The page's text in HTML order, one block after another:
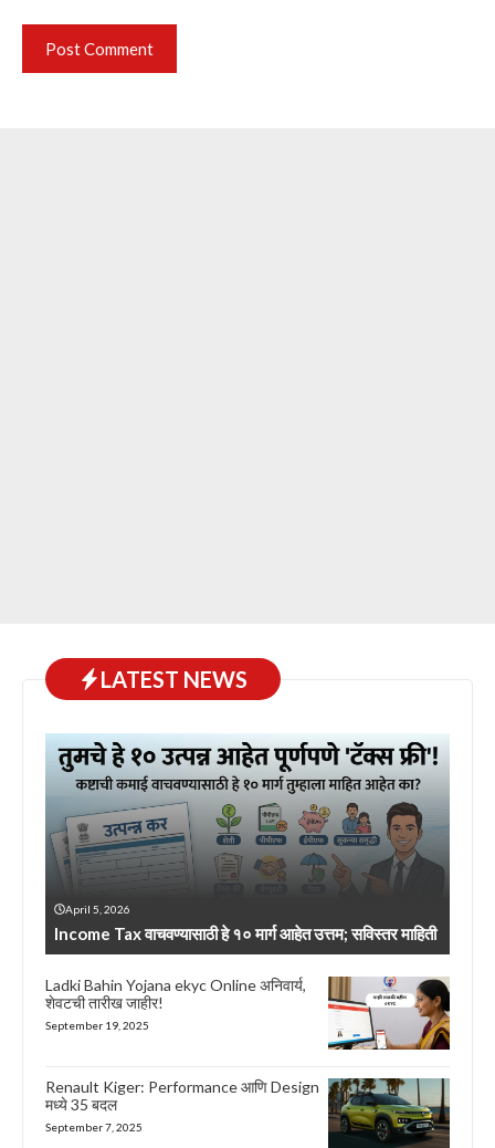
LATEST NEWS
April 5, 2026
Income Tax वाचवण्यासाठी हे १० मार्ग आहेत उत्तम; सविस्तर माहिती
Ladki Bahin Yojana ekyc Online अनिवार्य,
शेवटची तारीख जाहीर!
September 19, 2025
Renault Kiger: Performance आणि Design
मध्ये 35 बदल
September 7, 2025